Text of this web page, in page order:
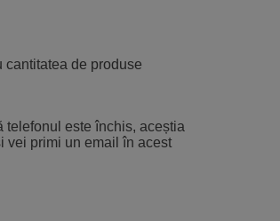
de produse
telefonul este închis, aceștia
vei primi un email în acest